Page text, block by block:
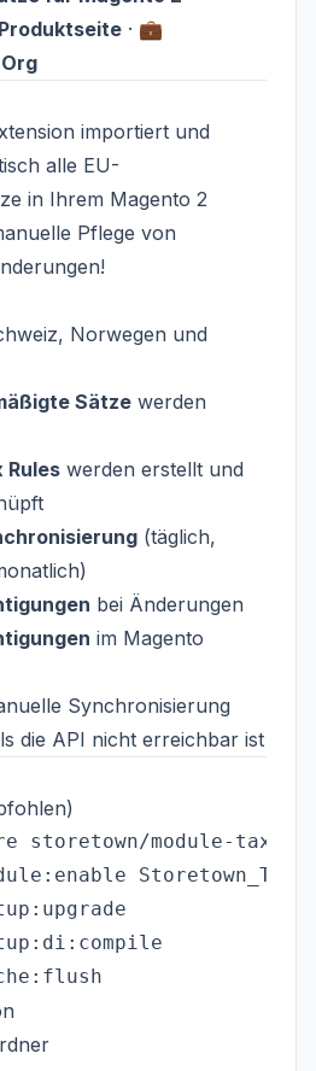
Produktseite · 💼
importiert und
alle EU-
in Ihrem Magento 2
Pflege von
Norwegen und
Sätze werden
Rules werden erstellt und
(täglich,
bei Änderungen
im Magento
Synchronisierung
die API nicht erreichbar ist
storetown/module-tax-